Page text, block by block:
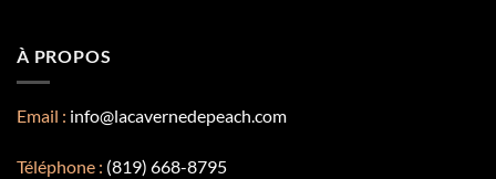
À PROPOS
Email : info@lacavernedepeach.com
Téléphone : (819) 668-8795